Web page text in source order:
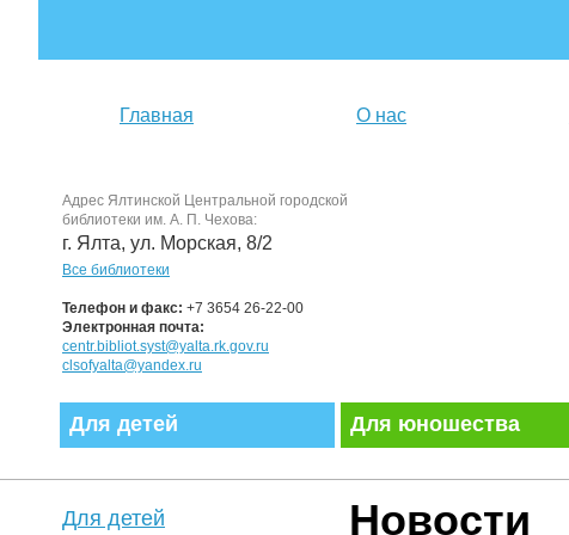
Главная О нас
Адрес Ялтинской Центральной городской
библиотеки им. А. П. Чехова:
г. Ялта, ул. Морская, 8/2
Все библиотеки
Телефон и факс: +7 3654 26-22-00
Электронная почта:
centr.bibliot.syst@yalta.rk.gov.ru
clsofyalta@yandex.ru
Для детей Для юношества
Новости
Для детей